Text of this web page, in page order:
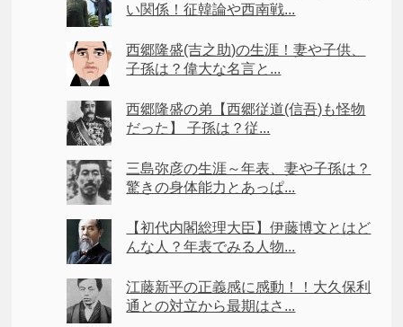
い関係！征韓論や西南戦...
西郷隆盛(吉之助)の生涯！妻や子供、
子孫は？偉大な名言と...
西郷隆盛の弟【西郷従道(信吾)も怪物
だった】 子孫は？従...
三島弥彦の生涯～年表、妻や子孫は？
驚きの身体能力とあっぱ...
【初代内閣総理大臣】伊藤博文とはど
んな人？年表でみる人物...
江藤新平の正義感に感動！！大久保利
通との対立から最期はさ...